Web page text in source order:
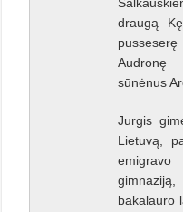
draugą
Audronę
sūnėnus
Jurgis
Lietuvą,
bakalauro